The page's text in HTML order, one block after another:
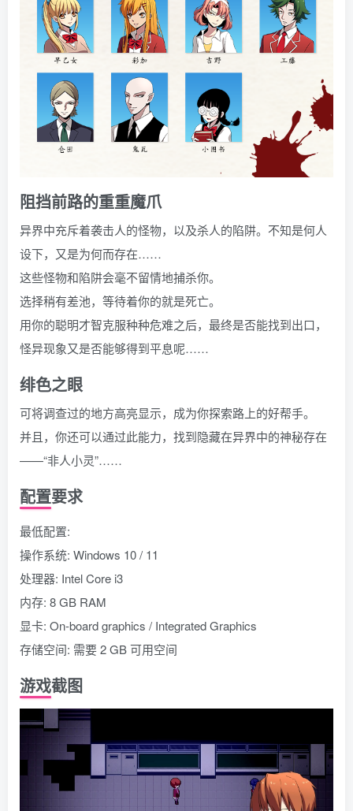
阻挡前路的重重魔爪
异界中充斥着袭击人的怪物，以及杀人的陷阱。不知是何人
设下，又是为何而存在……
这些怪物和陷阱会毫不留情地捕杀你。
选择稍有差池，等待着你的就是死亡。
用你的聪明才智克服种种危难之后，最终是否能找到出口，
怪异现象又是否能够得到平息呢……
绯色之眼
可将调查过的地方高亮显示，成为你探索路上的好帮手。
并且，你还可以通过此能力，找到隐藏在异界中的神秘存在
——“非人小灵”……
配置要求
最低配置:
操作系统: Windows 10 / 11
处理器: Intel Core i3
内存: 8 GB RAM
显卡: On-board graphics / Integrated Graphics
存储空间: 需要 2 GB 可用空间
游戏截图